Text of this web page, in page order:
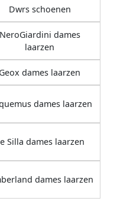
Dwrs schoenen
NeroGiardini dames
laarzen
Geox dames laarzen
dames laarzen
Silla dames laarzen
dames laarzen